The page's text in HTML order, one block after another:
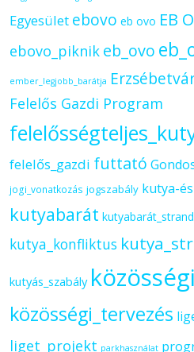
Egyesület ebovo eb ovo EB
ebovo_piknik eb_ovo
ember_legjobb_barátja
Felelős Gazdi Program
felelős_gazdi futtató
jogi_vonatkozás jogszabály kutya-
kutyabarát kutyabarát_strand
kutya_konfliktus
kutyás_szabály
közösségi_tervezés
liget_projekt parkhasználat